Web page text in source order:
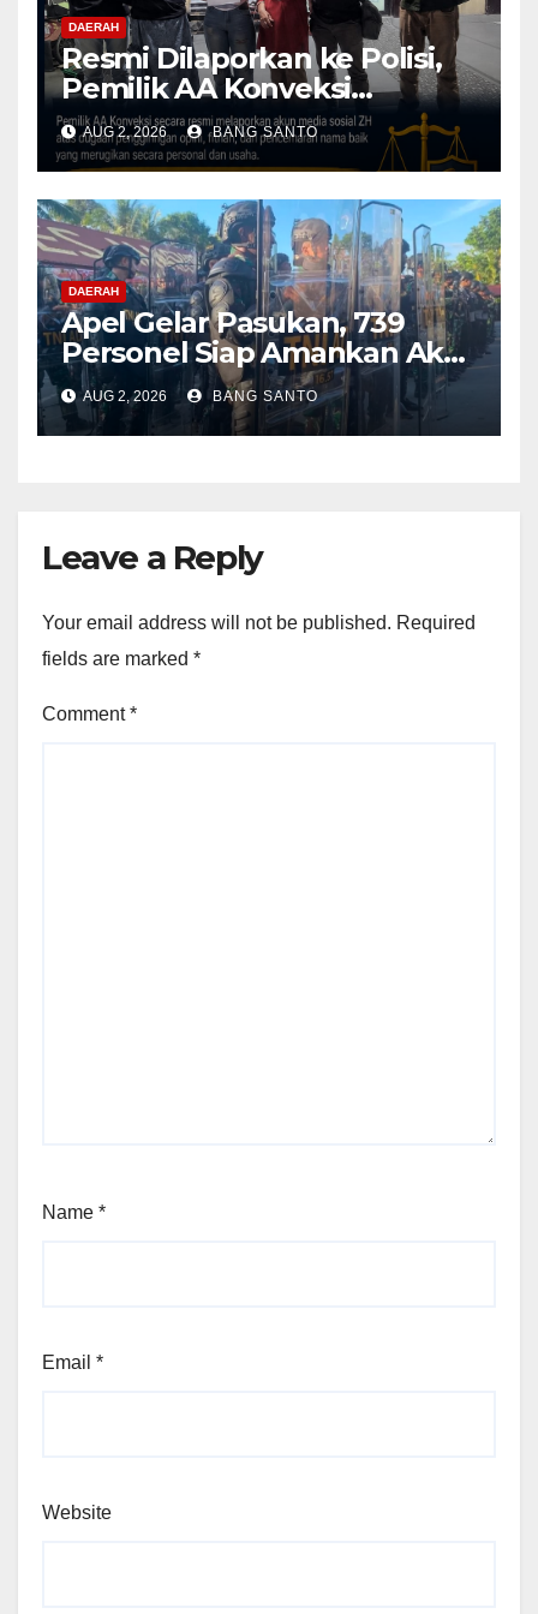
DAERAH
Resmi Dilaporkan ke Polisi,
Pemilik AA Konveksi
Didampingi Tim Advokat
Lentera Netizen Indonesia (L-
NET-ID)
AUG 2, 2026 BANG SANTO
DAERAH
Apel Gelar Pasukan, 739
Personel Siap Amankan Aksi
Damai KNPB di Kantor MRP
Papua Tengah
AUG 2, 2026 BANG SANTO
Leave a Reply
Your email address will not be published. Required
fields are marked *
Comment*
Name *
Email *
Website